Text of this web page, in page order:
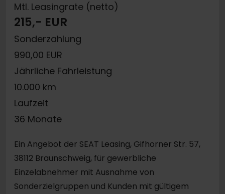
Mtl. Leasingrate (netto)
215,- EUR
Sonderzahlung
990,00 EUR
Jährliche Fahrleistung
10.000 km
Laufzeit
36 Monate
Ein Angebot der SEAT Leasing, Gifhorner Str. 57,
38112 Braunschweig, für gewerbliche
Einzelabnehmer mit Ausnahme von
Sonderzielgruppen und Kunden mit gültigem